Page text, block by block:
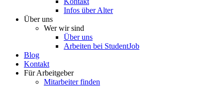
Infos über Alter
Über uns
Wer wir sind
Über uns
Arbeiten bei StudentJob
Blog
Kontakt
Für Arbeitgeber
Mitarbeiter finden